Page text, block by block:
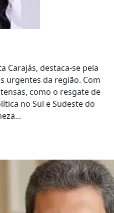
Carajás, destaca-se pela
urgentes da região. Com
como o resgate de
no Sul e Sudeste do